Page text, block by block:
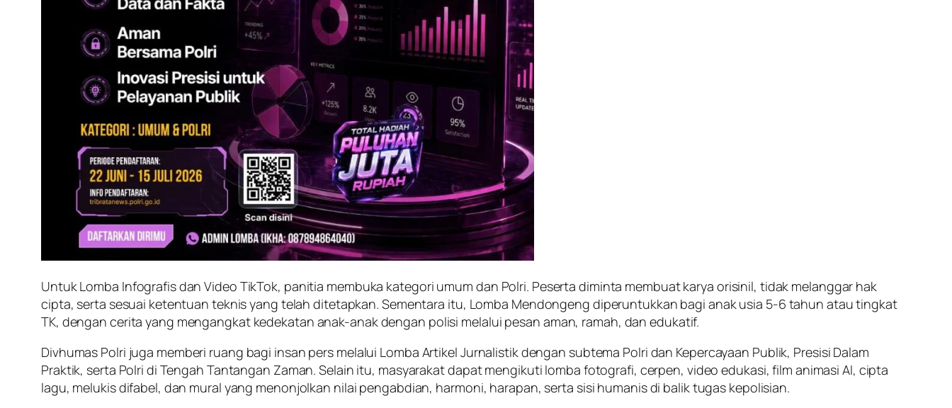
Untuk Lomba Infografis dan Video TikTok, panitia membuka kategori umum dan Polri. Peserta diminta membuat karya orisinil, tidak melanggar hak
cipta, serta sesuai ketentuan teknis yang telah ditetapkan. Sementara itu, Lomba Mendongeng diperuntukkan bagi anak usia 5-6 tahun atau tingkat
TK, dengan cerita yang mengangkat kedekatan anak-anak dengan polisi melalui pesan aman, ramah, dan edukatif.
Divhumas Polri juga memberi ruang bagi insan pers melalui Lomba Artikel Jurnalistik dengan subtema Polri dan Kepercayaan Publik, Presisi Dalam
Praktik, serta Polri di Tengah Tantangan Zaman. Selain itu, masyarakat dapat mengikuti lomba fotografi, cerpen, video edukasi, film animasi AI, cipta
lagu, melukis difabel, dan mural yang menonjolkan nilai pengabdian, harmoni, harapan, serta sisi humanis di balik tugas kepolisian.